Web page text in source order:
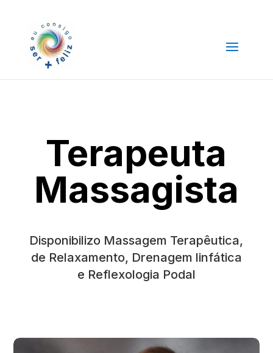
Terapeuta
Massagista
Disponibilizo Massagem Terapêutica,
de Relaxamento, Drenagem linfática
e Reflexologia Podal